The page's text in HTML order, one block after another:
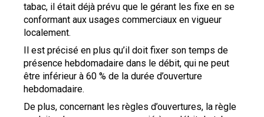
tabac, il était déjà prévu que le gérant les fixe en se
conformant aux usages commerciaux en vigueur
localement.
Il est précisé en plus qu’il doit fixer son temps de
présence hebdomadaire dans le débit, qui ne peut
être inférieur à 60 % de la durée d’ouverture
hebdomadaire.
De plus, concernant les règles d’ouvertures, la règle